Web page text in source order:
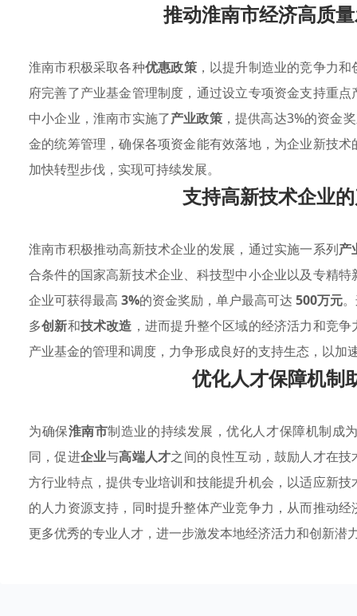
推动淮南市经济高质
淮南市积极采取各种优惠政策，以提升制造业的竞争力
府完善了产业基金管理制度，通过设立专项资金支持重
中小企业，淮南市实施了产业政策，提供高达3%的资金
金的统筹管理，确保各项资金能有效落地，为企业新技
加快转型步伐，实现可持续发展。
支持高新技术企业
淮南市积极推动高新技术企业的发展，通过实施一系列产
合条件的国家高新技术企业、科技型中小企业以及专精
企业可获得最高 3%的资金奖励，单户最高可达 500万元
多创新和技术改造 ，进而提升整个区域的经济活力和竞
产业基金的管理和调度，力争形成良好的支持生态，以加
优化人才保障机制
为确保淮南市制造业的持续发展，优化人才保障机制成
同，促进企业与高端人才之间的良性互动，鼓励人才在
方行业特点，提供专业培训和技能提升机会，以适应新
的人力资源支持，同时提升整体产业竞争力，从而推动
更多优秀的专业人才，进一步激发本地经济活力和创新潜